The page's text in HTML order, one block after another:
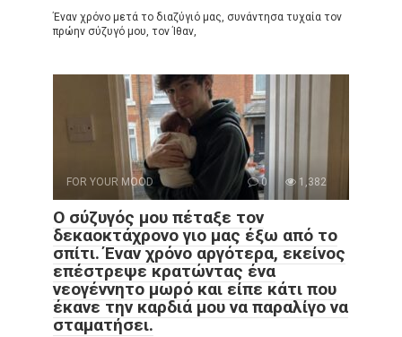
Έναν χρόνο μετά το διαζύγιό μας, συνάντησα τυχαία τον
πρώην σύζυγό μου, τον Ίθαν,
FOR YOUR MOOD 0 1,382
Ο σύζυγός μου πέταξε τον
δεκαοκτάχρονο γιο μας έξω από το
σπίτι. Έναν χρόνο αργότερα, εκείνος
επέστρεψε κρατώντας ένα
νεογέννητο μωρό και είπε κάτι που
έκανε την καρδιά μου να παραλίγο να
σταματήσει.